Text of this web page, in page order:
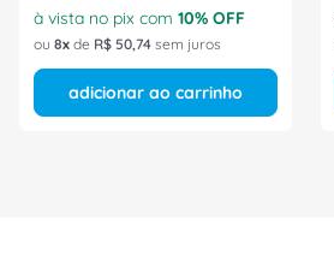
à vista no pix com 10% OFF
ou 8 de R$ 50,74 sem juros
adicionar ao carrinho